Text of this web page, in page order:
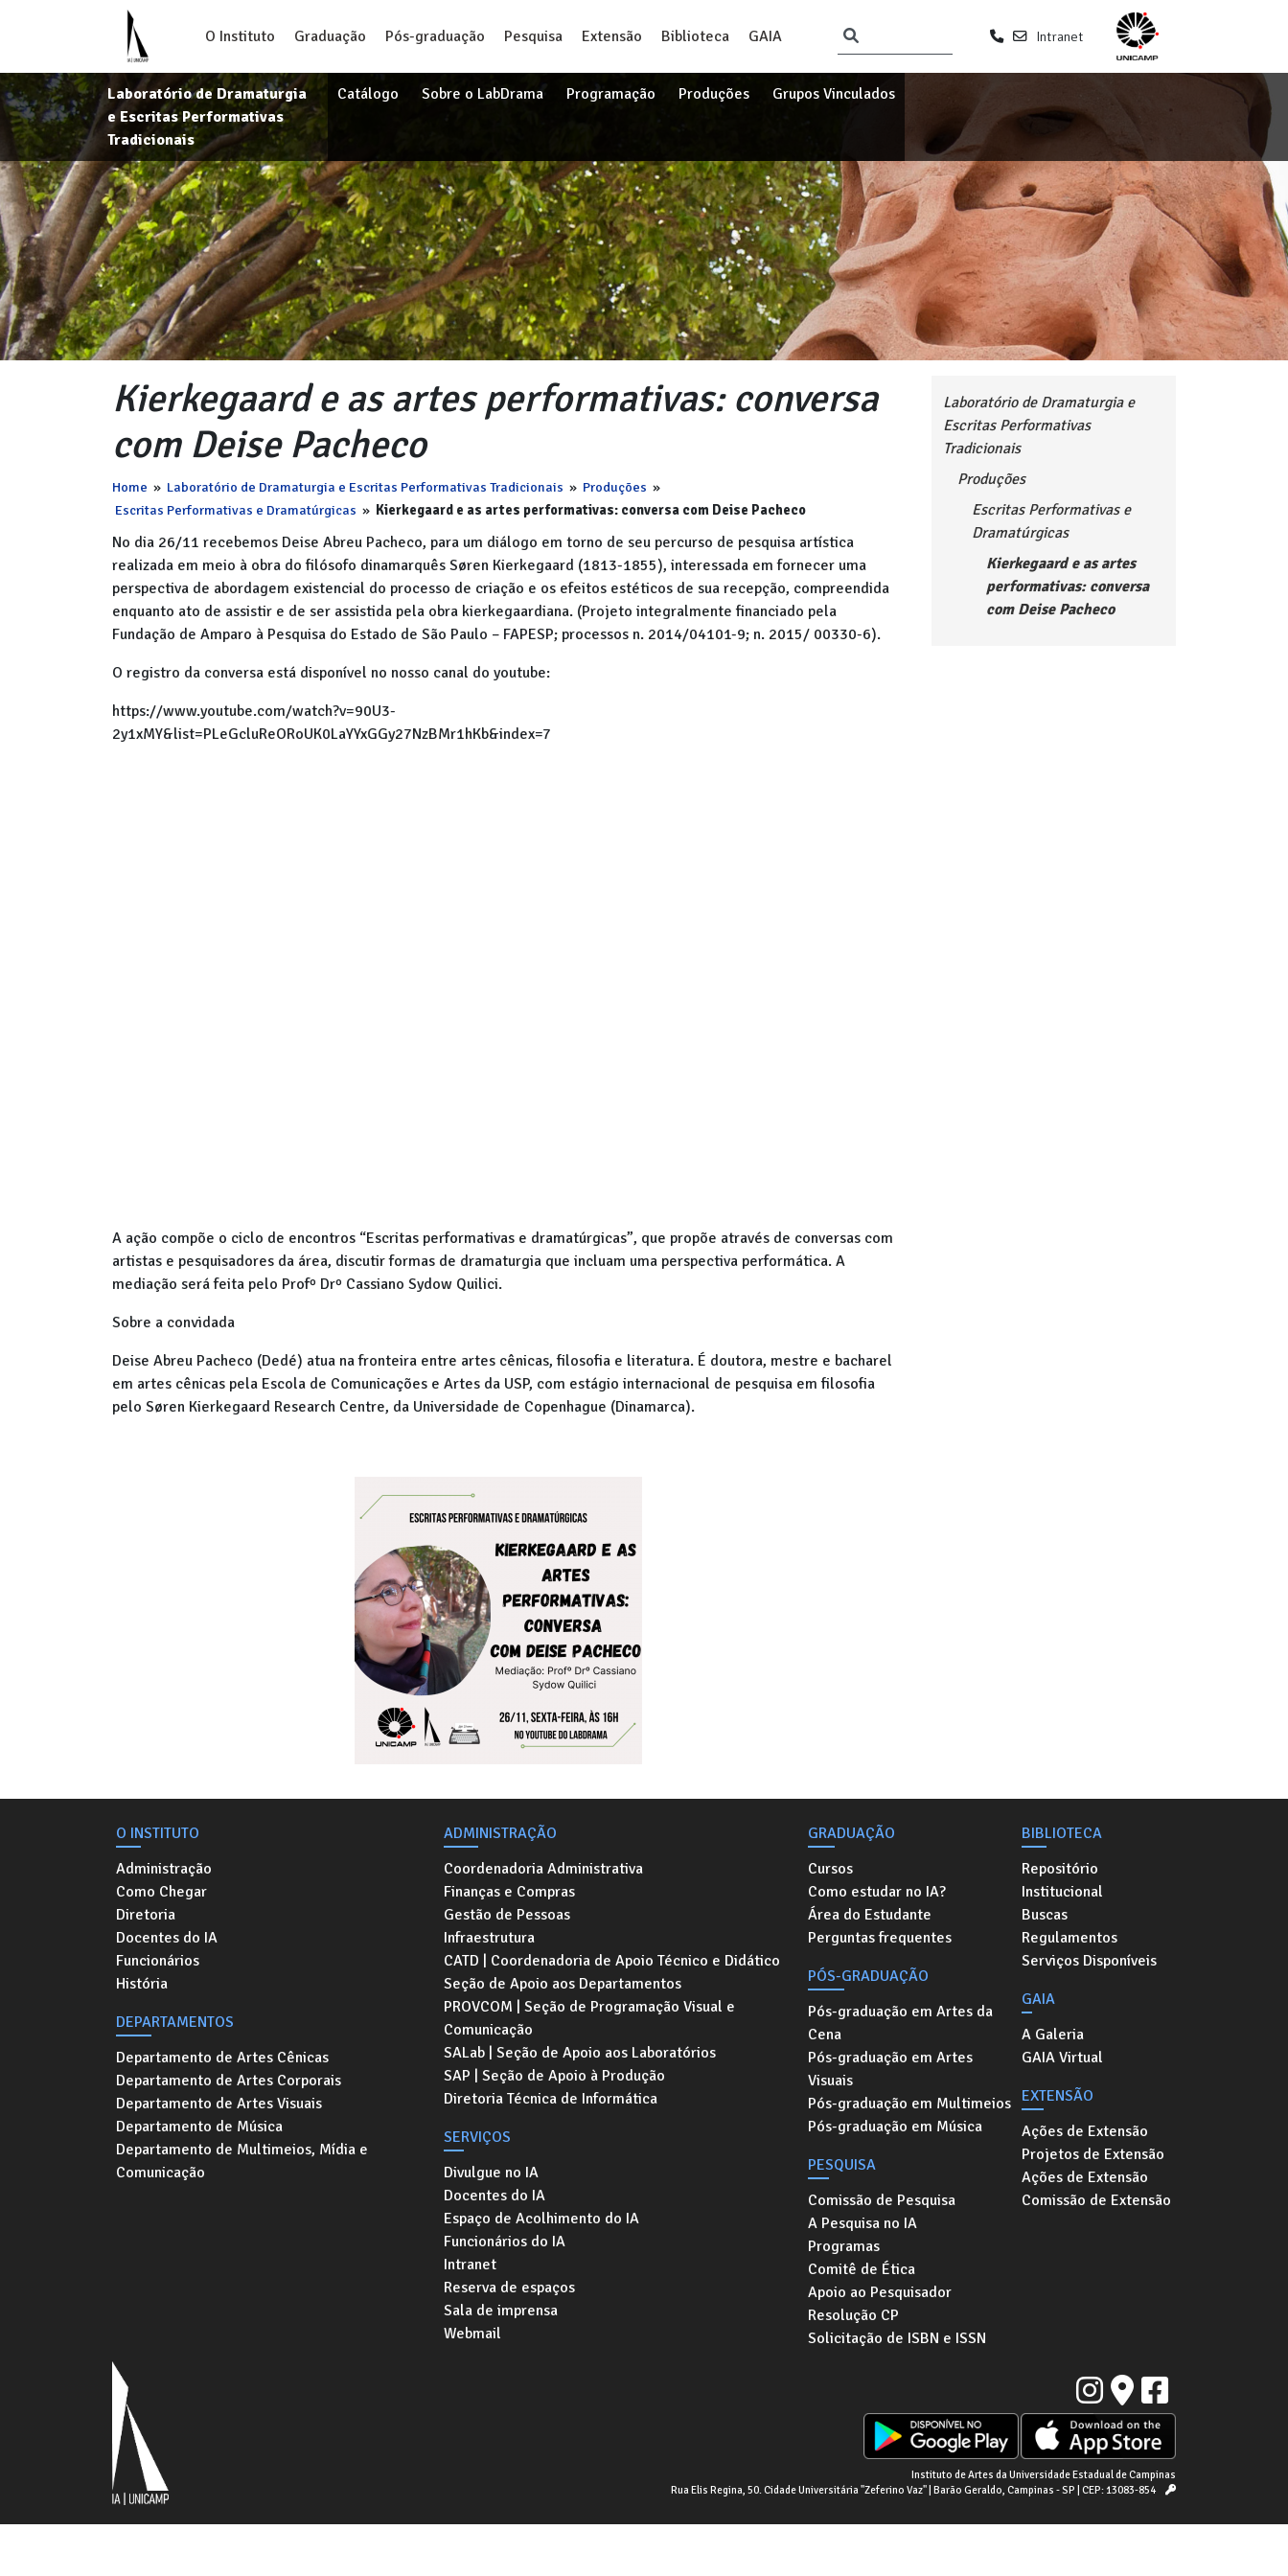
O Instituto Graduação Pós-graduação Pesquisa Extensão Biblioteca GAIA Intranet
Laboratório de Dramaturgia
e Escritas Performativas
Tradicionais
Catálogo Sobre o LabDrama Programação Produções Grupos Vinculados
Kierkegaard e as artes performativas: conversa
com Deise Pacheco
Home » Laboratório de Dramaturgia e Escritas Performativas Tradicionais » Produções »
Escritas Performativas e Dramatúrgicas » Kierkegaard e as artes performativas: conversa com Deise Pacheco
No dia 26/11 recebemos Deise Abreu Pacheco, para um diálogo em torno de seu percurso de pesquisa artística
realizada em meio à obra do filósofo dinamarquês Søren Kierkegaard (1813-1855), interessada em fornecer uma
perspectiva de abordagem existencial do processo de criação e os efeitos estéticos de sua recepção, compreendida
enquanto ato de assistir e de ser assistida pela obra kierkegaardiana. (Projeto integralmente financiado pela
Fundação de Amparo à Pesquisa do Estado de São Paulo – FAPESP; processos n. 2014/04101-9; n. 2015/ 00330-6).
O registro da conversa está disponível no nosso canal do youtube:
https://www.youtube.com/watch?v=90U3-
2y1xMY&list=PLeGcluReORoUK0LaYYxGGy27NzBMr1hKb&index=7
A ação compõe o ciclo de encontros “Escritas performativas e dramatúrgicas”, que propõe através de conversas com
artistas e pesquisadores da área, discutir formas de dramaturgia que incluam uma perspectiva performática. A
mediação será feita pelo Profº Drº Cassiano Sydow Quilici.
Sobre a convidada
Deise Abreu Pacheco (Dedé) atua na fronteira entre artes cênicas, filosofia e literatura. É doutora, mestre e bacharel
em artes cênicas pela Escola de Comunicações e Artes da USP, com estágio internacional de pesquisa em filosofia
pelo Søren Kierkegaard Research Centre, da Universidade de Copenhague (Dinamarca).
Laboratório de Dramaturgia e
Escritas Performativas
Tradicionais
Produções
Escritas Performativas e
Dramatúrgicas
Kierkegaard e as artes
performativas: conversa
com Deise Pacheco
O INSTITUTO
Administração
Como Chegar
Diretoria
Docentes do IA
Funcionários
História
DEPARTAMENTOS
Departamento de Artes Cênicas
Departamento de Artes Corporais
Departamento de Artes Visuais
Departamento de Música
Departamento de Multimeios, Mídia e
Comunicação
ADMINISTRAÇÃO
Coordenadoria Administrativa
Finanças e Compras
Gestão de Pessoas
Infraestrutura
CATD | Coordenadoria de Apoio Técnico e Didático
Seção de Apoio aos Departamentos
PROVCOM | Seção de Programação Visual e
Comunicação
SALab | Seção de Apoio aos Laboratórios
SAP | Seção de Apoio à Produção
Diretoria Técnica de Informática
SERVIÇOS
Divulgue no IA
Docentes do IA
Espaço de Acolhimento do IA
Funcionários do IA
Intranet
Reserva de espaços
Sala de imprensa
Webmail
GRADUAÇÃO
Cursos
Como estudar no IA?
Área do Estudante
Perguntas frequentes
PÓS-GRADUAÇÃO
Pós-graduação em Artes da
Cena
Pós-graduação em Artes
Visuais
Pós-graduação em Multimeios
Pós-graduação em Música
PESQUISA
Comissão de Pesquisa
A Pesquisa no IA
Programas
Comitê de Ética
Apoio ao Pesquisador
Resolução CP
Solicitação de ISBN e ISSN
BIBLIOTECA
Repositório
Institucional
Buscas
Regulamentos
Serviços Disponíveis
GAIA
A Galeria
GAIA Virtual
EXTENSÃO
Ações de Extensão
Projetos de Extensão
Ações de Extensão
Comissão de Extensão
Instituto de Artes da Universidade Estadual de Campinas
Rua Elis Regina, 50. Cidade Universitária "Zeferino Vaz" | Barão Geraldo, Campinas - SP | CEP: 13083-854